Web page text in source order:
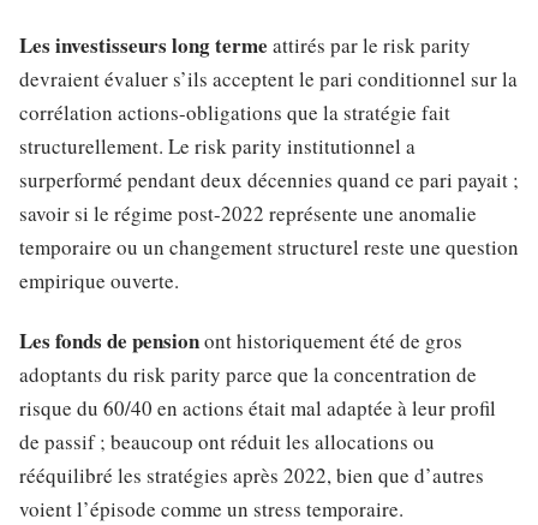
Les investisseurs long terme attirés par le risk parity
devraient évaluer s’ils acceptent le pari conditionnel sur la
corrélation actions-obligations que la stratégie fait
structurellement. Le risk parity institutionnel a
surperformé pendant deux décennies quand ce pari payait ;
savoir si le régime post-2022 représente une anomalie
temporaire ou un changement structurel reste une question
empirique ouverte.
Les fonds de pensionont historiquement été de gros
adoptants du risk parity parce que la concentration de
risque du 60/40 en actions était mal adaptée à leur profil
de passif ; beaucoup ont réduit les allocations ou
rééquilibré les stratégies après 2022, bien que d’autres
voient l’épisode comme un stress temporaire.